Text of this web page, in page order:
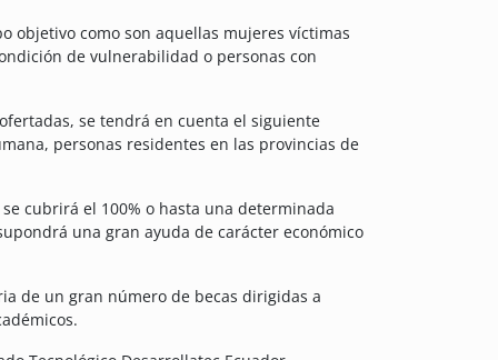
objetivo como son aquellas mujeres víctimas
de vulnerabilidad o personas con
se tendrá en cuenta el siguiente
personas residentes en las provincias de
cubrirá el 100% o hasta una determinada
una gran ayuda de carácter económico
de un gran número de becas dirigidas a